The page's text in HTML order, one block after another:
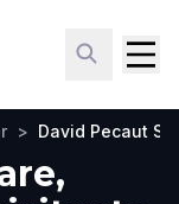
> David Pecaut